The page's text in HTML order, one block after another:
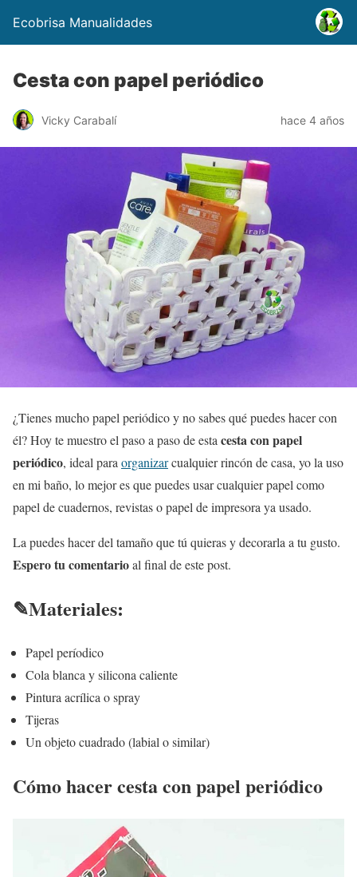
Ecobrisa Manualidades
Cesta con papel periódico
Vicky Carabalí hace 4 años
¿Tienes mucho papel periódico y no sabes qué puedes hacer con
él? Hoy te muestro el paso a paso de esta cesta con papel
periódico, ideal para organizarcualquier rincón de casa, yo la uso
en mi baño, lo mejor es que puedes usar cualquier papel como
papel de cuadernos, revistas o papel de impresora ya usado.
La puedes hacer del tamaño que tú quieras y decorarla a tu gusto.
Espero tu comentarioal final de este post.
✎Materiales:
Papel períodico
Cola blanca y silicona caliente
Pintura acrílica o spray
Tijeras
Un objeto cuadrado (labial o similar)
Cómo hacer cesta con papel periódico